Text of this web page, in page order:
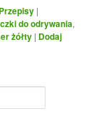
Przepisy |
do odrywania,
żółty | Dodaj